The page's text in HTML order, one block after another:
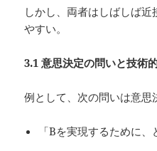
しかし、両者はしばしば
やすい。
3.1意思決定の問いと技術
例として、次の問いは意思
「Bを実現するために、